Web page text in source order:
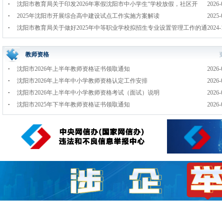
沈阳市教育局关于印发2026年寒假沈阳市中小学生“学校放假，社区开
学”活动方案的 通知
2025年沈阳市开展综合高中建设试点工作实施方案解读
沈阳市教育局关于做好2025年中等职业学校拟招生专业设置管理工作的通
知
教师资格
沈阳市2026年上半年教师资格证书领取通知
沈阳市2026年上半年中小学教师资格认定工作安排
沈阳市2026年上半年中小学教师资格考试（面试）说明
沈阳市2025年下半年教师资格证书领取通知